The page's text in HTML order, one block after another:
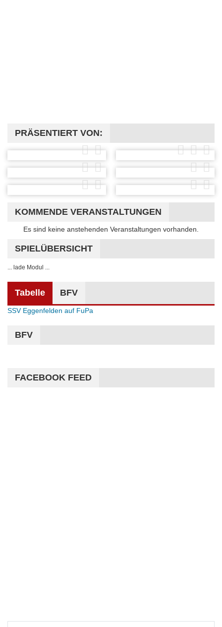
PRÄSENTIERT VON:
KOMMENDE VERANSTALTUNGEN
Hinweis
Es sind keine anstehenden Veranstaltungen vorhanden.
SPIELÜBERSICHT
... lade Modul ...
Tabelle BFV
SSV Eggenfelden auf FuPa
BFV
FACEBOOK FEED